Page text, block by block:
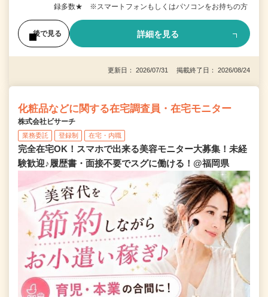
録多数★ ※スマートフォンもしくはパソコンをお持ちの方
後で見る 詳細を見る
更新日： 2026/07/31 掲載終了日： 2026/08/24
化粧品などに関する在宅調査員・在宅モニター
株式会社ビサーチ
業務委託 登録制 在宅・内職
完全在宅OK！スマホで出来る美容モニター大募集！未経
験歓迎♪履歴書・面接不要でスグに働ける！@福岡県